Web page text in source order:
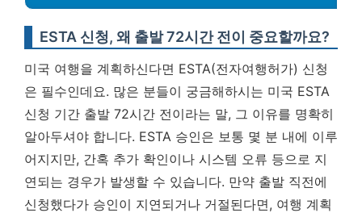
ESTA 신청, 왜 출발 72시간 전이 중요할까요?
미국 여행을 계획하신다면 ESTA(전자여행허가) 신청
은 필수인데요. 많은 분들이 궁금해하시는 미국 ESTA
신청 기간 출발 72시간 전이라는 말, 그 이유를 명확히
알아두셔야 합니다. ESTA 승인은 보통 몇 분 내에 이루
어지지만, 간혹 추가 확인이나 시스템 오류 등으로 지
연되는 경우가 발생할 수 있습니다. 만약 출발 직전에
신청했다가 승인이 지연되거나 거절된다면, 여행 계획